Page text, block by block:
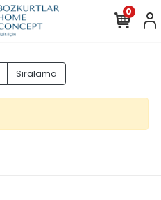
0
Sıralama